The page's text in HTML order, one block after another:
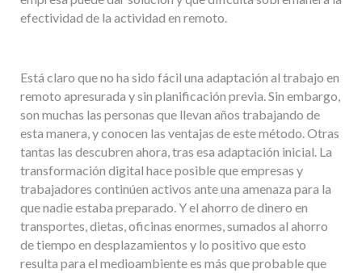
efectividad de la actividad en remoto.
Está claro que no ha sido fácil una adaptación al trabajo en
remoto apresurada y sin planificación previa. Sin embargo,
son muchas las personas que llevan años trabajando de
esta manera, y conocen las ventajas de este método. Otras
tantas las descubren ahora, tras esa adaptación inicial. La
transformación digital hace posible que empresas y
trabajadores continúen activos ante una amenaza para la
que nadie estaba preparado. Y el ahorro de dinero en
transportes, dietas, oficinas enormes, sumados al ahorro
de tiempo en desplazamientos y lo positivo que esto
resulta para el medioambiente es más que probable que